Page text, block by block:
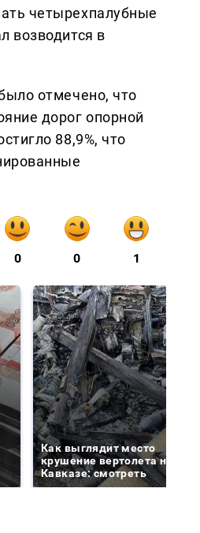
четырехпалубные
возводится в
отмечено, что
дорог опорной
88,9%, что
0 0 1
Как выглядит место
крушение вертолета на
Кавказе: смотреть